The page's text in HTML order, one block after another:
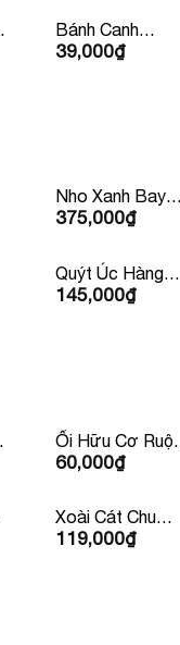
Bánh Canh
Xương Bean
39,000₫
Nho Xanh Bay
Úc/ Mỹ
375,000₫
Quýt Úc Hàng
Bay Iron
145,000₫
Ổi Hữu Cơ Ruột
Trắng
60,000₫
Xoài Cát Chu
Vàng
119,000₫